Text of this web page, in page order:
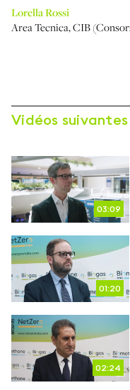
Lorella Rossi
Area Tecnica,CIB
Vidéos suivantes
03:09
01:20
02:24